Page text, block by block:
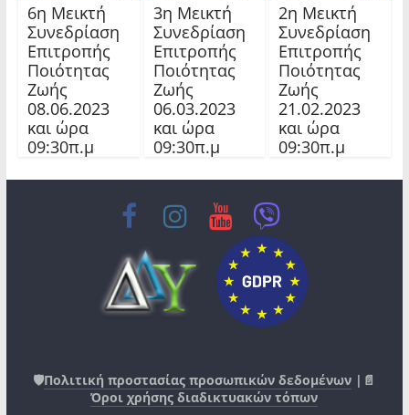
6η Μεικτή
Συνεδρίαση
Επιτροπής
Ποιότητας
Ζωής
08.06.2023
και ώρα
09:30π.μ
3η Μεικτή
Συνεδρίαση
Επιτροπής
Ποιότητας
Ζωής
06.03.2023
και ώρα
09:30π.μ
2η Μεικτή
Συνεδρίαση
Επιτροπής
Ποιότητας
Ζωής
21.02.2023
και ώρα
09:30π.μ
🛡️Πολιτική προστασίας προσωπικών δεδομένων |📄
Όροι χρήσης διαδικτυακών τόπων